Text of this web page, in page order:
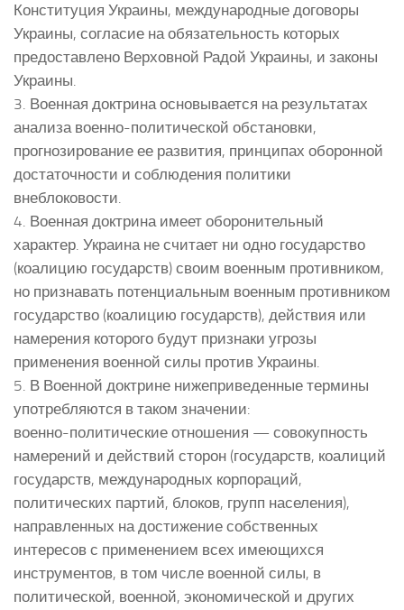
Конституция Украины, международные договоры
Украины, согласие на обязательность которых
предоставлено Верховной Радой Украины, и законы
Украины.
3. Военная доктрина основывается на результатах
анализа военно-политической обстановки,
прогнозирование ее развития, принципах оборонной
достаточности и соблюдения политики
внеблоковости.
4. Военная доктрина имеет оборонительный
характер. Украина не считает ни одно государство
(коалицию государств) своим военным противником,
но признавать потенциальным военным противником
государство (коалицию государств), действия или
намерения которого будут признаки угрозы
применения военной силы против Украины.
5. В Военной доктрине нижеприведенные термины
употребляются в таком значении:
военно-политические отношения — совокупность
намерений и действий сторон (государств, коалиций
государств, международных корпораций,
политических партий, блоков, групп населения),
направленных на достижение собственных
интересов с применением всех имеющихся
инструментов, в том числе военной силы, в
политической, военной, экономической и других